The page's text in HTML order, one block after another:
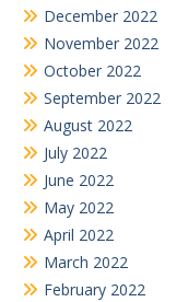
December 2022
November 2022
October 2022
September 2022
August 2022
July 2022
June 2022
May 2022
April 2022
March 2022
February 2022